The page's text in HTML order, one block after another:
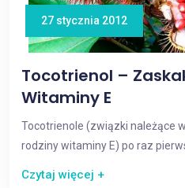
27 stycznia 2012
Tocotrienol –
Witaminy E
Tocotrienole (związki należące
rodziny witaminy E) po raz
Czytaj więcej +